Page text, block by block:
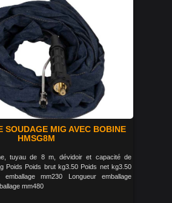
SOUDAGE MIG AVEC BOBINE
HMSG8M
tuyau de 8 m, dévidoir et capacité de
Poids Poids brut kg3.50 Poids net kg3.50
emballage mm230 Longueur emballage
mm480